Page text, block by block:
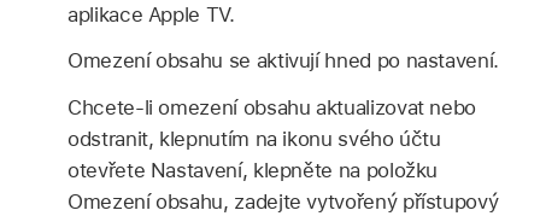
aplikace Apple TV.
Omezení obsahu se aktivují hned po nastavení.
Chcete‑li omezení obsahu aktualizovat nebo
odstranit, klepnutím na ikonu svého účtu
otevřete Nastavení, klepněte na položku
Omezení obsahu, zadejte vytvořený přístupový